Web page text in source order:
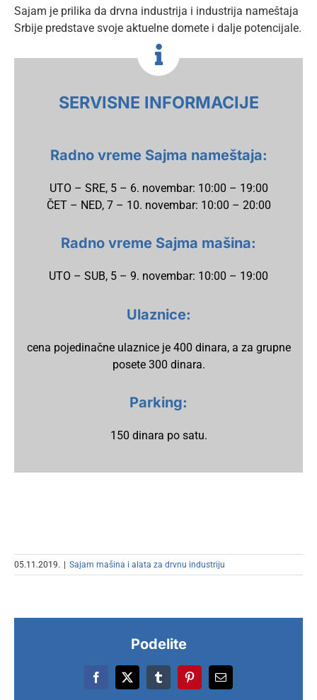
Sajam je prilika da drvna industrija i industrija nameštaja
Srbije predstave svoje aktuelne domete i dalje potencijale.
SERVISNE INFORMACIJE
Radno vreme Sajma nameštaja:
UTO – SRE, 5 – 6. novembar: 10:00 – 19:00
ČET – NED, 7 – 10. novembar: 10:00 – 20:00
Radno vreme Sajma mašina:
UTO – SUB, 5 – 9. novembar: 10:00 – 19:00
Ulaznice:
cena pojedinačne ulaznice je 400 dinara, a za grupne
posete 300 dinara.
Parking:
150 dinara po satu.
05.11.2019. Sajam mašina i alata za drvnu industriju
Podelite
Facebook
X TumblrPinterestEmail